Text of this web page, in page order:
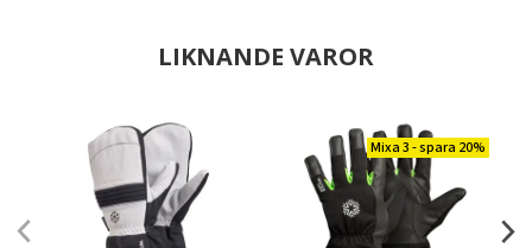
LIKNANDE VAROR
Mixa 3 - spara 20%